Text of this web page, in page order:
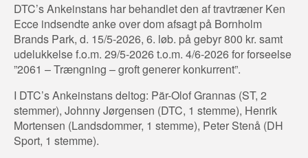
DTC’s Ankeinstans har behandlet den af travtræner Ken
Ecce indsendte anke over dom afsagt på Bornholm
Brands Park, d. 15/5-2026, 6. løb. på gebyr 800 kr. samt
udelukkelse f.o.m. 29/5-2026 t.o.m. 4/6-2026 for forseelse
”2061 – Trængning – groft generer konkurrent”.
I DTC’s Ankeinstans deltog: Pär-Olof Grannas (ST, 2
stemmer), Johnny Jørgensen (DTC, 1 stemme), Henrik
Mortensen (Landsdommer, 1 stemme), Peter Stenå (DH
Sport, 1 stemme).